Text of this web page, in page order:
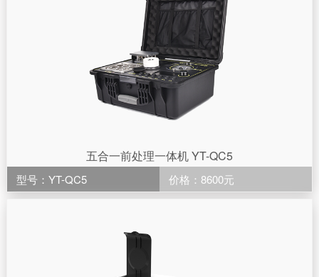
五合一前处理一体机 YT-QC5
型号：YT-QC5 价格：8600元